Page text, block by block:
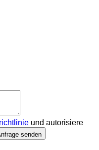
und autorisiere
senden